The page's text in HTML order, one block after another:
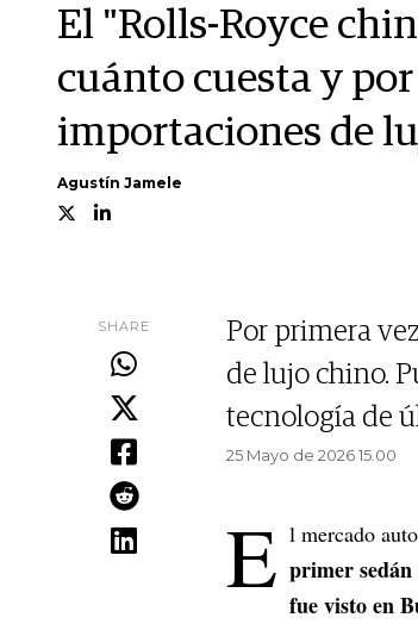
El "Rolls-Royce
cuánto cuesta y
importaciones de
Agustín Jamele
SHARE
Por primera
de lujo chino.
tecnología de
25 Mayo de 2026 15.00
E l mercado
primer
fue visto en